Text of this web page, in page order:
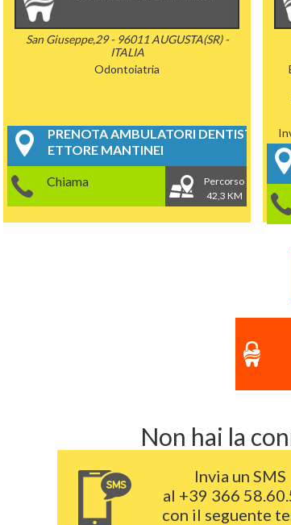
San Giuseppe,29 - 96011 AUGUSTA(SR) -
ITALIA
Odontoiatria
PRENOTA AMBULATORI DENTISTICI
ETTORE MANTINEI
Chiama
Percorso
42,3 KM
Non hai la
Invia un SMS
al +39 366
con il seguente